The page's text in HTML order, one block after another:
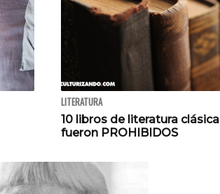
LITERATURA
10 libros de literatura
fueron PROHIBIDOS